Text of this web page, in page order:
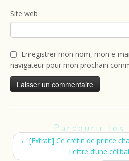
Site web
Enregistrer mon nom, mon e-
navigateur pour mon prochain
Parcourir les
← [Extrait] Ce crétin de prince
Lettre d’une